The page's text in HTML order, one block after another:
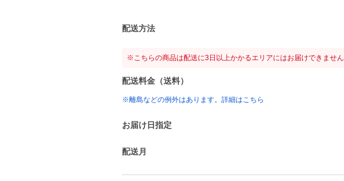
配送方法
※こちらの商品は配送に3日以上かかるエリアにはお届けできません
配送料金（送料）
※離島などの例外はあります。詳細はこちら
お届け日指定
配送月